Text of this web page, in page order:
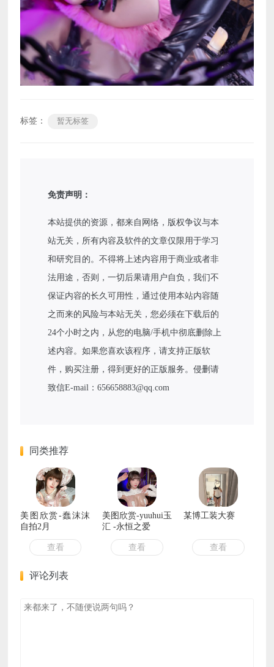
标签： 暂无标签
免责声明：
本站提供的资源，都来自网络，版权争议与本
站无关，所有内容及软件的文章仅限用于学习
和研究目的。不得将上述内容用于商业或者非
法用途，否则，一切后果请用户自负，我们不
保证内容的长久可用性，通过使用本站内容随
之而来的风险与本站无关，您必须在下载后的
24个小时之内，从您的电脑/手机中彻底删除上
述内容。如果您喜欢该程序，请支持正版软
件，购买注册，得到更好的正版服务。侵删请
致信E-mail：656658883@qq.com
同类推荐
美图欣赏-蠢沫沫
自拍2月
查看
美图欣赏-yuuhui玉
汇 -永恒之爱
查看
某博工装大赛
查看
评论列表